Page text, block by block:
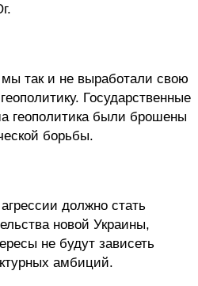
так и не выработали свою
Государственные
геополитика были брошены
борьбы.
должно стать
новой Украины,
не будут зависеть
амбиций.